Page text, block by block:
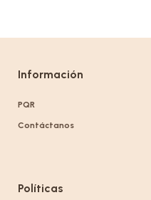
Información
PQR
Contáctanos
Políticas